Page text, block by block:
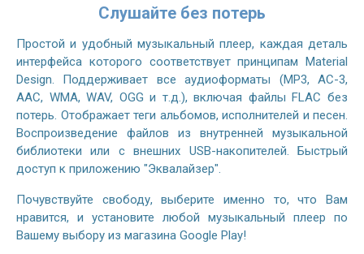
Слушайте без потерь
Простой и удобный музыкальный плеер, каждая деталь
интерфейса которого соответствует принципам Material
Design. Поддерживает все аудиоформаты (MP3, AC-3,
AAC, WMA, WAV, OGG и т.д.), включая файлы FLAC без
потерь. Отображает теги альбомов, исполнителей и песен.
Воспроизведение файлов из внутренней музыкальной
библиотеки или с внешних USB-накопителей. Быстрый
доступ к приложению "Эквалайзер".
Почувствуйте свободу, выберите именно то, что Вам
нравится, и установите любой музыкальный плеер по
Вашему выбору из магазина Google Play!